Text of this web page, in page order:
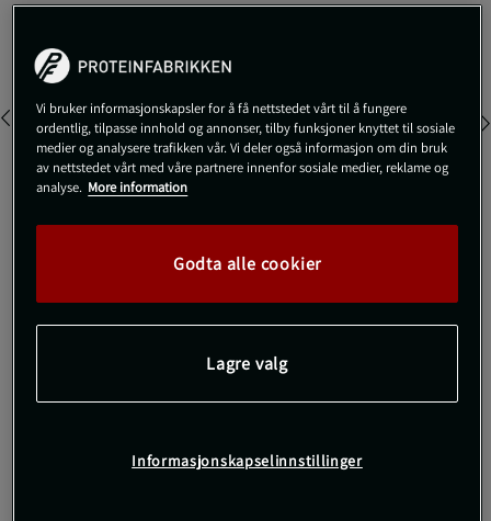
XS
Kjøp
Gratis retur
Hold deg både komfortabel og stilig med Butter Soft Zip
Vi bruker informasjonskapsler for å få nettstedet vårt til å fungere
ordentlig, tilpasse innhold og annonser, tilby funksjoner knyttet til sosiale
medier og analysere trafikken vår. Vi deler også informasjon om din bruk
av nettstedet vårt med våre partnere innenfor sosiale medier, reklame og
analyse. More information
Godta alle cookier
Lagre valg
Informasjonskapselinnstillinger